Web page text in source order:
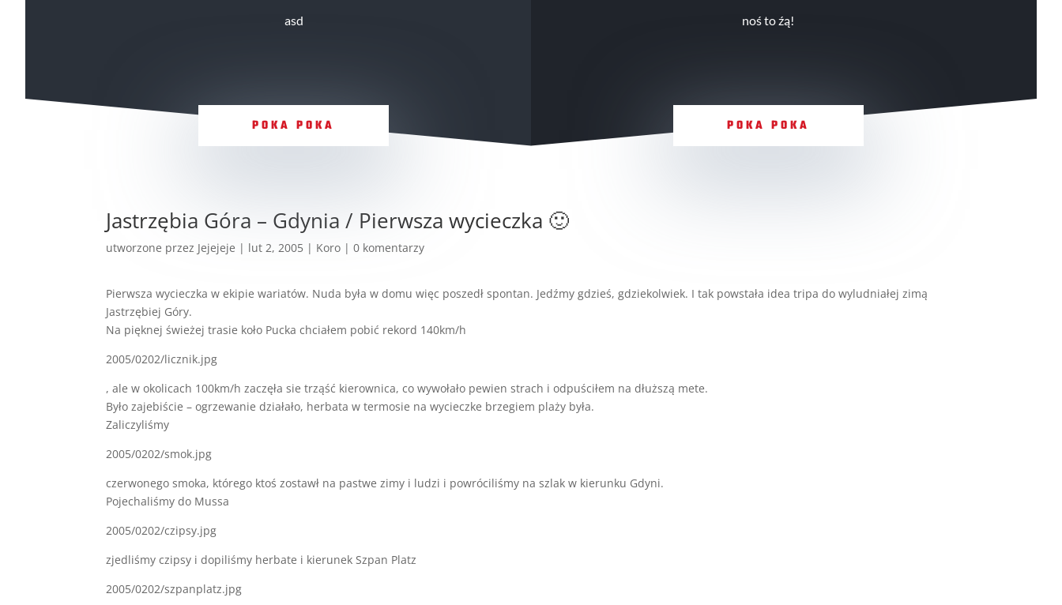
asd
POKA POKA
noś to źą!
POKA POKA
Jastrzębia Góra – Gdynia / Pierwsza wycieczka 🙂
utworzone przez Jejejeje | lut 2, 2005 | Koro |0 komentarzy
Pierwsza wycieczka w ekipie wariatów. Nuda była w domu więc poszedł spontan. Jedźmy gdzieś, gdziekolwiek. I tak powstała idea tripa do wyludniałej zimą
Jastrzębiej Góry.
Na pięknej świeżej trasie koło Pucka chciałem pobić rekord 140km/h
2005/0202/licznik.jpg
, ale w okolicach 100km/h zaczęła sie trząść kierownica, co wywołało pewien strach i odpuściłem na dłuższą mete.
Było zajebiście – ogrzewanie działało, herbata w termosie na wycieczke brzegiem plaży była.
Zaliczyliśmy
2005/0202/smok.jpg
czerwonego smoka, którego ktoś zostawł na pastwe zimy i ludzi i powróciliśmy na szlak w kierunku Gdyni.
Pojechaliśmy do Mussa
2005/0202/czipsy.jpg
zjedliśmy czipsy i dopiliśmy herbate i kierunek Szpan Platz
2005/0202/szpanplatz.jpg